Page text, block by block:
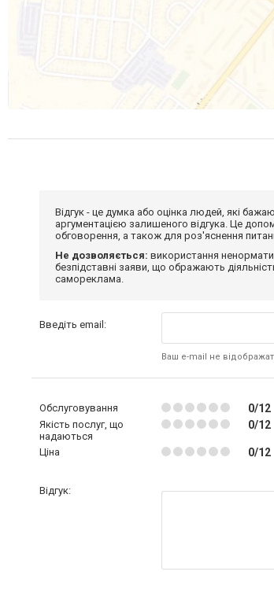
Відгук - це думка або оцінка людей, які
аргументацією залишеного відгука. Це
обговорення, а також для роз'яснення
Не дозволяється: використання
безпідставні заяви, що ображають
самореклама.
Введіть email:
Ваш e-mail не
Обслуговування 0/12
Якість послуг, що
надаються
0/12
Ціна 0/12
Відгук: